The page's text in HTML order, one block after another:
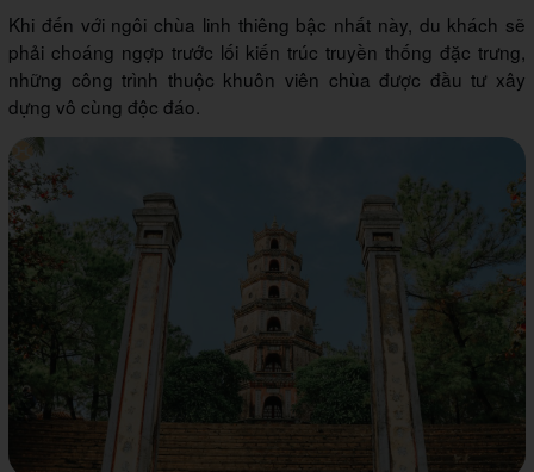
Khi đến với ngôi chùa linh thiêng bậc nhất này, du khách sẽ
phải choáng ngợp trước lối kiến trúc truyền thống đặc trưng,
những công trình thuộc khuôn viên chùa được đầu tư xây
dựng vô cùng độc đáo.